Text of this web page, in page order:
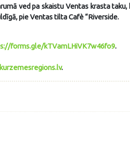
ved pa skaistu Ventas krasta
pie Ventas tilta Cafè “Riverside.
forms.gle/kTVamLHiVK7w46fo9.
.